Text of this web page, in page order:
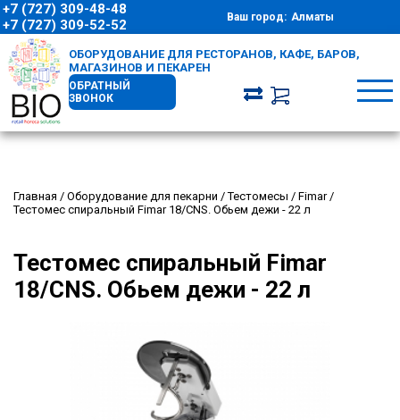
+7 (727) 309-48-48
+7 (727) 309-52-52
Ваш город: Алматы
ОБОРУДОВАНИЕ ДЛЯ РЕСТОРАНОВ, КАФЕ, БАРОВ,
МАГАЗИНОВ И ПЕКАРЕН
ОБРАТНЫЙ
ЗВОНОК
Главная / Оборудование для пекарни /Тестомесы / Fimar /
Тестомес спиральный Fimar 18/CNS. Обьем дежи - 22 л
Тестомес спиральный Fimar
18/CNS. Обьем дежи - 22 л